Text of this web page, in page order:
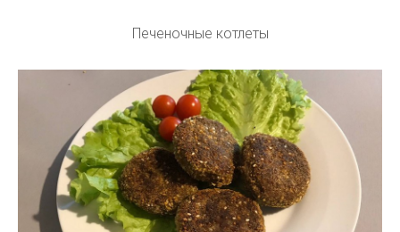
Печеночные котлеты